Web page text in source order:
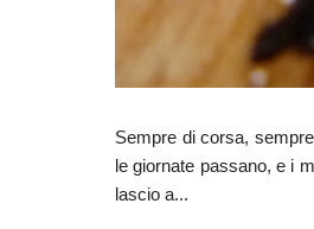
Sempre di corsa,
le giornate passano, e i
lascio a...